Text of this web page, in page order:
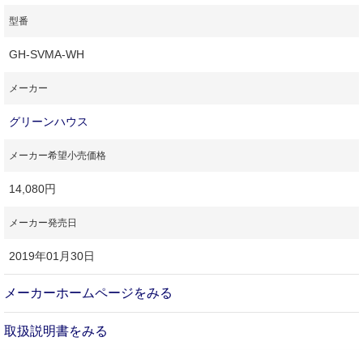
型番
GH-SVMA-WH
メーカー
グリーンハウス
メーカー希望小売価格
14,080円
メーカー発売日
2019年01月30日
メーカーホームページをみる
取扱説明書をみる